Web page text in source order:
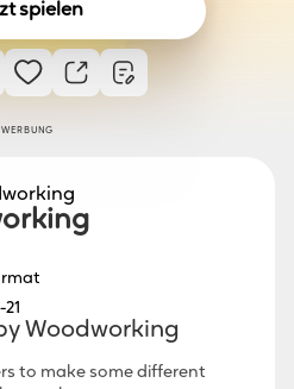
spielen
WERBUNG
Woodworking
to make some different